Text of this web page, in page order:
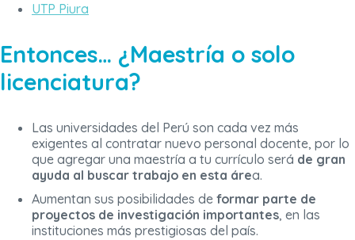
UTP Piura
Entonces… ¿Maestría o solo
licenciatura?
Las universidades del Perú son cada vez más
exigentes al contratar nuevo personal docente, por lo
que agregar una maestría a tu currículo será de gran
ayuda al buscar trabajo en esta área.
Aumentan sus posibilidades de formar parte de
proyectos de investigación importantes, en las
instituciones más prestigiosas del país.